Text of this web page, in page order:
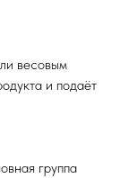
весовым
и подаёт
группа